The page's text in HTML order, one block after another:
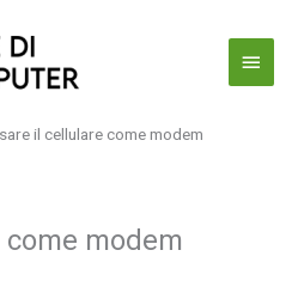
Menu
il cellulare come modem
modem